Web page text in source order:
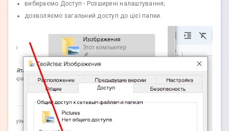
вибираємо Доступ - Розширені налаштування;
дозволяємо загальний доступ до цієї папки.